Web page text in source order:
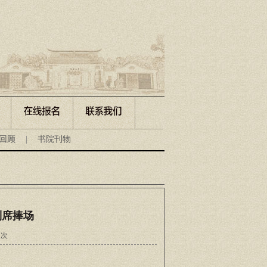
顾 书院刊物
捧场